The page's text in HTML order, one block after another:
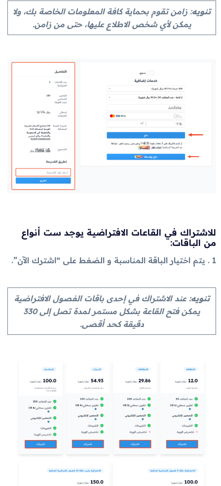
تنويه: زامن تقوم بحماية كافة المعلومات الخاصة بك، ولا
يمكن لأي شخص الاطلاع عليها، حتى من زامن.
للاشتراك في القاعات الافتراضية يوجد ست أنواع
من الباقات:
1 . يتم اختيار الباقة المناسبة و الضغط على “اشترك الآن”.
تنويه: عند الاشتراك في إحدى باقات الفصول الافتراضية
يمكن فتح القاعة بشكل مستمر لمدة تصل إلى 330
دقيقة كحد أقصى.